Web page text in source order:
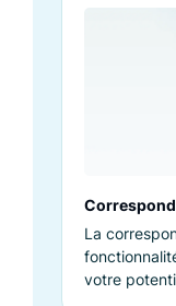
La
votre